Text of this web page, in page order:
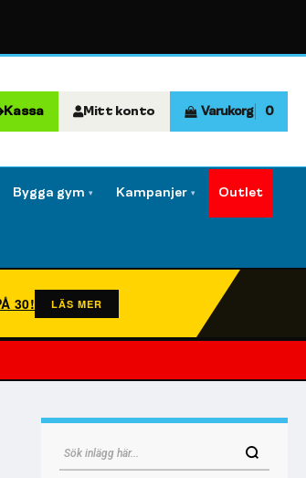
Kassa Mitt konto Varukorg 0
Bygga gym ▾ Kampanjer ▾ Outlet
30! LÄS MER